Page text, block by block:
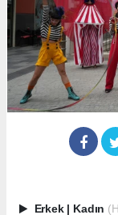
Erkek | Kadın